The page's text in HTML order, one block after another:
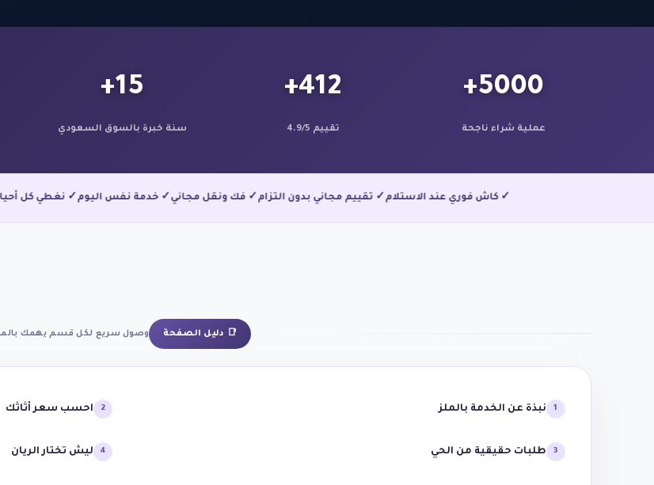
5000+
عملية شراء ناجحة
412+
تقييم 4.9/5
15+
سنة خبرة بالسوق السعودي
✓ كاش فوري عند الاستلام✓ تقييم مجاني بدون التزام✓ فك ونقل مجاني✓ خدمة نفس اليوم✓ نغطي
📑 دليل الصفحة وصول سريع لكل قسم يهمك
1 نبذة عن الخدمة بالملز 2 احسب سعر أثاثك
3 طلبات حقيقية من الحي 4 ليش تختار الريان